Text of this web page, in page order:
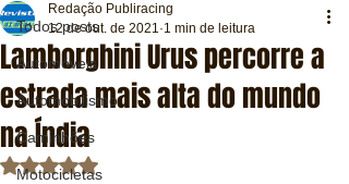
Todos posts
Automóveis
Automobilismo
Caminhões
Motocicletas
Lamborghini Urus percorre a
estrada mais alta do mundo
na Índia
Redação Publiracing
12 de out. de 2021 1 min de leitura
Avaliado com NaN de 5 estrelas.